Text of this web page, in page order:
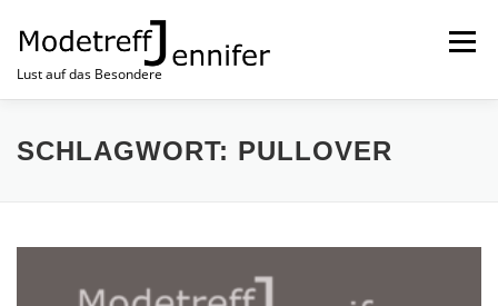
Lust auf das Besondere
Menü
NEUSTE MODE MODETREFF NEWS HOME
SCHLAGWORT: PULLOVER